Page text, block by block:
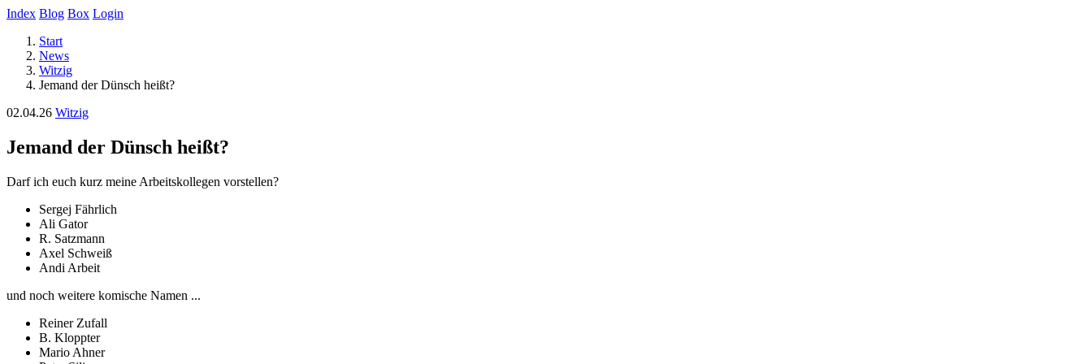
Index Blog Box Login
Start
News
Witzig
Jemand der Dünsch heißt?
02.04.26 Witzig
Jemand der Dünsch heißt?
Darf ich euch kurz meine Arbeitskollegen vorstellen?
Sergej Fährlich
Ali Gator
R. Satzmann
Axel Schweiß
Andi Arbeit
und noch weitere komische Namen ...
Reiner Zufall
B. Kloppter
Mario Ahner